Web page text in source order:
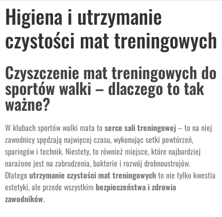
Higiena i utrzymanie
czystości mat treningowych
Czyszczenie mat treningowych do
sportów walki – dlaczego to tak
ważne?
W klubach sportów walki mata to serce sali treningowej– to na niej
zawodnicy spędzają najwięcej czasu, wykonując setki powtórzeń,
sparingów i technik. Niestety, to również miejsce, które najbardziej
narażone jest na zabrudzenia, bakterie i rozwój drobnoustrojów.
Dlatego utrzymanie czystości mat treningowychto nie tylko kwestia
estetyki, ale przede wszystkim bezpieczeństwa i zdrowia
zawodników.